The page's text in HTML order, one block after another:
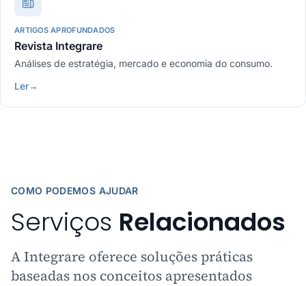
ARTIGOS APROFUNDADOS
Revista Integrare
Análises de estratégia, mercado e economia do consumo.
Ler→
COMO PODEMOS AJUDAR
Serviços Relacionados
A Integrare oferece soluções práticas
baseadas nos conceitos apresentados